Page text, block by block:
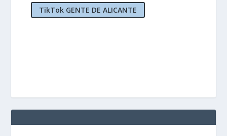
TikTok GENTE DE ALICANTE